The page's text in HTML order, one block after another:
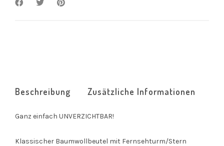
Beschreibung Zusätzliche Informationen
Ganz einfach UNVERZICHTBAR!
Klassischer Baumwollbeutel mit Fernsehturm/Stern